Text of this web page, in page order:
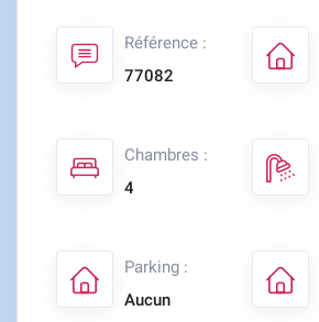
Référence :
77082
Chambres :
4
Parking :
Aucun